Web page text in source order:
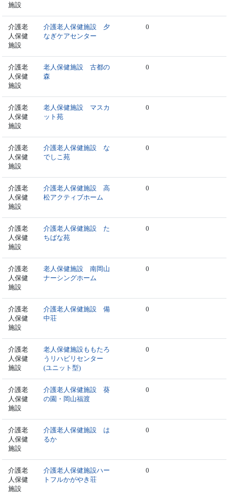
施設
介護老
人保健
施設
介護老人保健施設 夕
なぎケアセンター
0
介護老
人保健
施設
老人保健施設 古都の
森
0
介護老
人保健
施設
老人保健施設 マスカ
ット苑
0
介護老
人保健
施設
介護老人保健施設 な
でしこ苑
0
介護老
人保健
施設
介護老人保健施設 高
松アクティブホーム
0
介護老
人保健
施設
介護老人保健施設 た
ちばな苑
0
介護老
人保健
施設
老人保健施設 南岡山
ナーシングホーム
0
介護老
人保健
施設
介護老人保健施設 備
中荘
0
介護老
人保健
施設
老人保健施設ももたろ
うリハビリセンター
(ユニット型)
0
介護老
人保健
施設
介護老人保健施設 葵
の園・岡山福渡
0
介護老
人保健
施設
介護老人保健施設 は
るか
0
介護老
人保健
施設
介護老人保健施設ハー
トフルかがやき荘
0